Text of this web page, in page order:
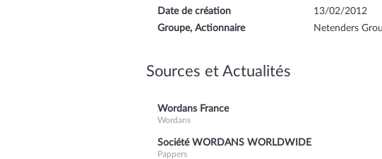
Date de création
13/02/2012
Groupe, Actionnaire
Netenders
Sources et Actualités
Wordans France
Wordans
Société WORDANS WORLDWIDE
Pappers